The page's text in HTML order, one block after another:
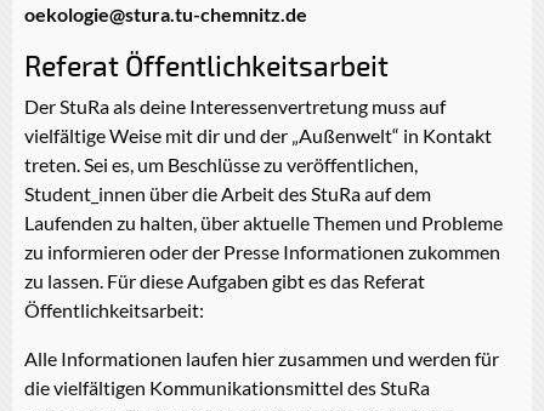
oekologie@stura.tu-chemnitz.de
Referat Öffentlichkeitsarbeit
Der StuRa als deine Interessenvertretung muss auf
vielfältige Weise mit dir und der „Außenwelt“ in Kontakt
treten. Sei es, um Beschlüsse zu veröffentlichen,
Student_innen über die Arbeit des StuRa auf dem
Laufenden zu halten, über aktuelle Themen und Probleme
zu informieren oder der Presse Informationen zukommen
zu lassen. Für diese Aufgaben gibt es das Referat
Öffentlichkeitsarbeit:
Alle Informationen laufen hier zusammen und werden für
die vielfältigen Kommunikationsmittel des StuRa